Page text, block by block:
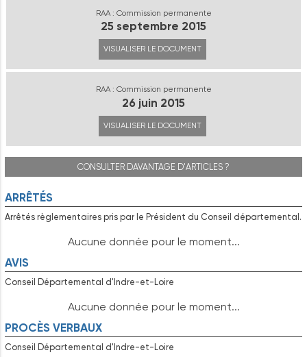
RAA : Commission permanente
25 septembre 2015
VISUALISER LE DOCUMENT
RAA : Commission permanente
26 juin 2015
VISUALISER LE DOCUMENT
CONSULTER DAVANTAGE D'ARTICLES ?
ARRÊTÉS
Arrêtés règlementaires pris par le Président du Conseil départemental.
Aucune donnée pour le moment...
AVIS
Conseil Départemental d'Indre-et-Loire
Aucune donnée pour le moment...
PROCÈS VERBAUX
Conseil Départemental d'Indre-et-Loire